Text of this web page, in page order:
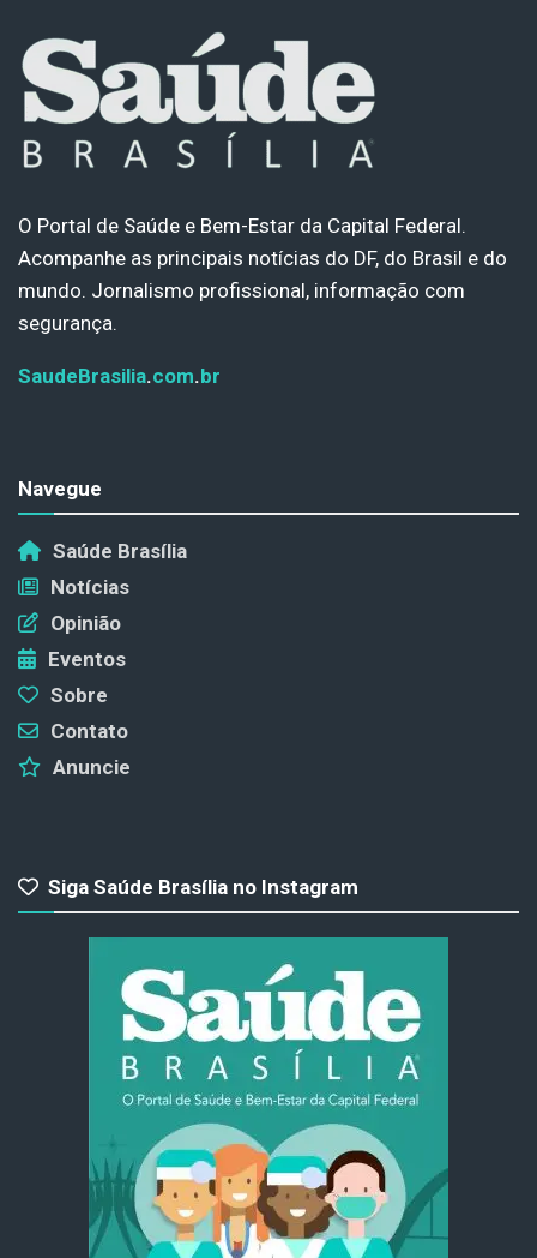
O Portal de Saúde e Bem-Estar da Capital Federal.
Acompanhe as principais notícias do DF, do Brasil e do
mundo. Jornalismo profissional, informação com
segurança.
SaudeBrasilia.com.br
Navegue
Saúde Brasília
Notícias
Opinião
Eventos
Sobre
Contato
Anuncie
Siga Saúde Brasília no Instagram